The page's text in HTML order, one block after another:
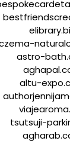
astro-
altu-
tsutsuji-